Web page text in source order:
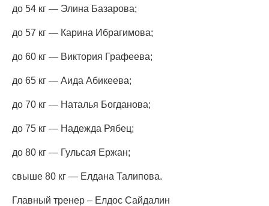
до 54 кг — Элина Базарова;
до 57 кг — Карина Ибрагимова;
до 60 кг — Виктория Графеева;
до 65 кг — Аида Абикеева;
до 70 кг — Наталья Богданова;
до 75 кг — Надежда Рябец;
до 80 кг — Гульсая Ержан;
свыше 80 кг — Елдана Талипова.
Главный тренер – Елдос Сайдалин